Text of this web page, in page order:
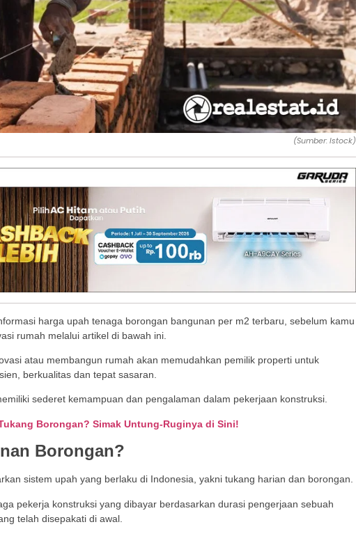
(Sumber: Istock)
harga upah tenaga borongan bangunan per m2 terbaru, sebelum kamu
rumah melalui artikel di bawah ini.
atau membangun rumah akan memudahkan pemilik properti untuk
berkualitas dan tepat sasaran.
sederet kemampuan dan pengalaman dalam pekerjaan konstruksi.
Borongan? Simak Untung-Ruginya di Sini!
Borongan?
sistem upah yang berlaku di Indonesia, yakni tukang harian dan borongan.
pekerja konstruksi yang dibayar berdasarkan durasi pengerjaan sebuah
telah disepakati di awal.